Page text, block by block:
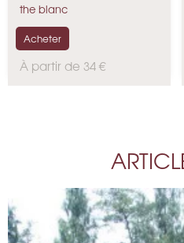
the blanc
P
À partir de 34 €
Acheter